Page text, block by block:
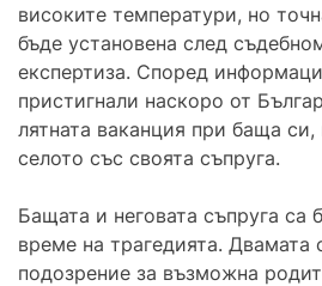
високите температури, но
бъде установена след
експертиза. Според
пристигнали наскоро от
лятната ваканция при баща
селото със своята съпруга.
Бащата и неговата съпруга са
време на трагедията. Двамата
подозрение за възможна